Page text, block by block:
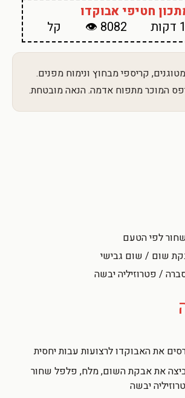
חטיפי אבוקדו
8082 👁 קל
קריספי מבחוץ ונימוח מפנים.
המוכר מתפוח אדמה. הנאה מובטחת.
לפי הטעם
שום / שום גבישי
/ פטרוזיליה יבשה
את האבוקדו לרצועות עבות יחסית
את אבקת השום, מלח, פלפל שחור
יבשה